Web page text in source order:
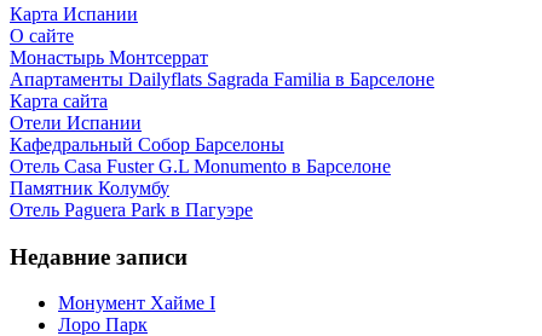
Карта Испании
О сайте
Монастырь Монтсеррат
Апартаменты Dailyflats Sagrada Familia в Барселоне
Карта сайта
Отели Испании
Кафeдрaльный Собор Барселоны
Отель Casa Fuster G.L Monumento в Барселоне
Пaмятник Колумбу
Отель Paguera Park в Пагуэре
Недавние записи
Монумент Хайме I
Лоро Парк